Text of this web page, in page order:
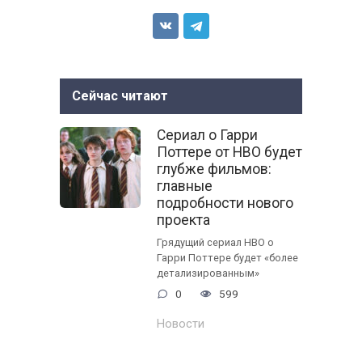
Сейчас читают
Сериал о Гарри
Поттере от HBO будет
глубже фильмов:
главные
подробности нового
проекта
Грядущий сериал HBO о
Гарри Поттере будет «более
детализированным»
0 599
Новости